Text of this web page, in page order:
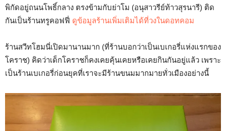
พิกัดอยู่ถนนโพธิ์กลาง ตรงข้ามกับย่าโม (อนุสาวรีย์ท้าวสุรนารี) ติด
กันเป็นร้านทรูคอฟฟี่ ดูข้อมูลร้านเพิ่มเติมได้ที่วงในดอทคอม
ร้านสวีทโฮมนี่เปิดมานานมาก (ที่ร้านบอกว่าเป็นเบเกอรี่แห่งแรกของ
โคราช) คิดว่าเด็กโคราชก็คงเคยคุ้นเคยหรือเคยกินกันอยู่แล้ว เพราะ
เป็นร้านเบเกอรี่ก่อนยุคที่เราจะมีร้านขนมมากมายทั่วเมืองอย่างนี้